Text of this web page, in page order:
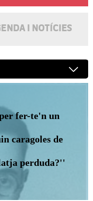
I NOTÍCIES
fer-te'n un
caragoles de
perduda?''